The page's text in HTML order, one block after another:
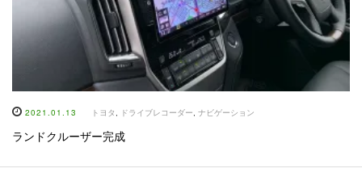
2021.01.13 トヨタ ドライブレコーダー ナビゲーション
ランドクルーザー完成